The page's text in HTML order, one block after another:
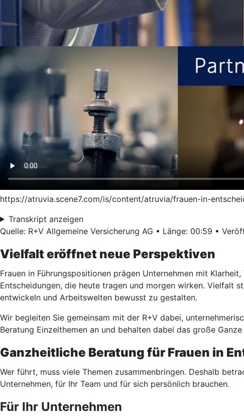
https://atruvia.scene7.com/is/content/atruvia/frauen-in-
Transkript anzeigen
Quelle: R+V Allgemeine Versicherung AG • Länge: 00:59 •
Vielfalt eröffnet neue Perspektiven
Frauen in Führungspositionen prägen Unternehmen mit
Entscheidungen, die heute tragen und morgen wirken. Vielfalt
entwickeln und Arbeitswelten bewusst zu gestalten.
Wir begleiten Sie gemeinsam mit der R+V dabei,
Beratung Einzelthemen an und behalten dabei das große
Ganzheitliche Beratung für Frauen in
Wer führt, muss viele Themen zusammenbringen. Deshalb
Unternehmen, für Ihr Team und für sich persönlich brauchen.
Für Ihr Unternehmen